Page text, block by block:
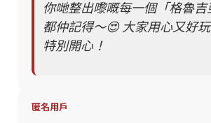
你哋整出嚟嘅每一個「格魯
都仲記得～😍 大家用心又好
特別開心！
匿名用戶